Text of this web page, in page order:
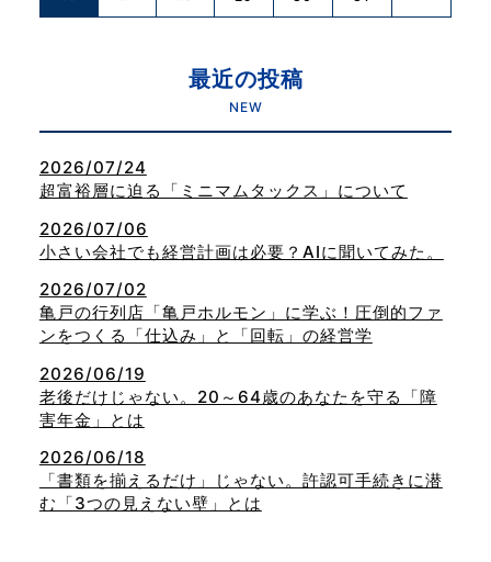
最近の投稿
NEW
2026/07/24
超富裕層に迫る「ミニマムタックス」について
2026/07/06
小さい会社でも経営計画は必要？AIに聞いてみた。
2026/07/02
亀戸の行列店「亀戸ホルモン」に学ぶ！圧倒的ファ
ンをつくる「仕込み」と「回転」の経営学
2026/06/19
老後だけじゃない。20～64歳のあなたを守る「障
害年金」とは
2026/06/18
「書類を揃えるだけ」じゃない。許認可手続きに潜
む「3つの見えない壁」とは